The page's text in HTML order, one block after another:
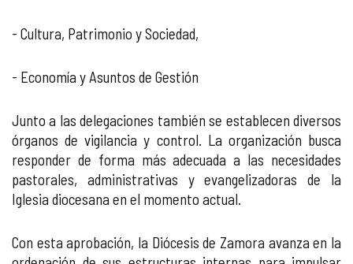
- Cultura, Patrimonio y Sociedad,
- Economía y Asuntos de Gestión
Junto a las delegaciones también se establecen diversos
órganos de vigilancia y control. La organización busca
responder de forma más adecuada a las necesidades
pastorales, administrativas y evangelizadoras de la
Iglesia diocesana en el momento actual.
Con esta aprobación, la Diócesis de Zamora avanza en la